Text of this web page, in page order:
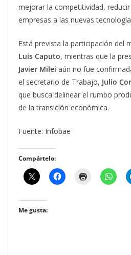
mejorar la competitividad,
empresas a las nuevas
Está prevista la participación del
Luis Caputo, mientras que la
Javier Milei aún no fue
el secretario de Trabajo, Julio
que busca delinear el rumbo
de la transición económica.
Fuente: Infobae
Compártelo:
Me gusta: